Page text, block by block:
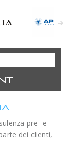
Telescopes
pre- e
dei clienti,